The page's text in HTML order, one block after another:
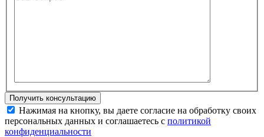
Нажимая на кнопку, вы даете согласие на обработку своих
персональных данных и соглашаетесь с политикой
конфиденциальности